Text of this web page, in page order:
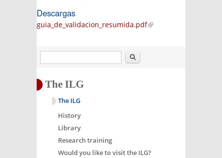
Descargas
guia_de_validacion_resumida.pdf(link is
Search
The ILG
The ILG
History
Library
Research training
Would you like to visit the ILG?